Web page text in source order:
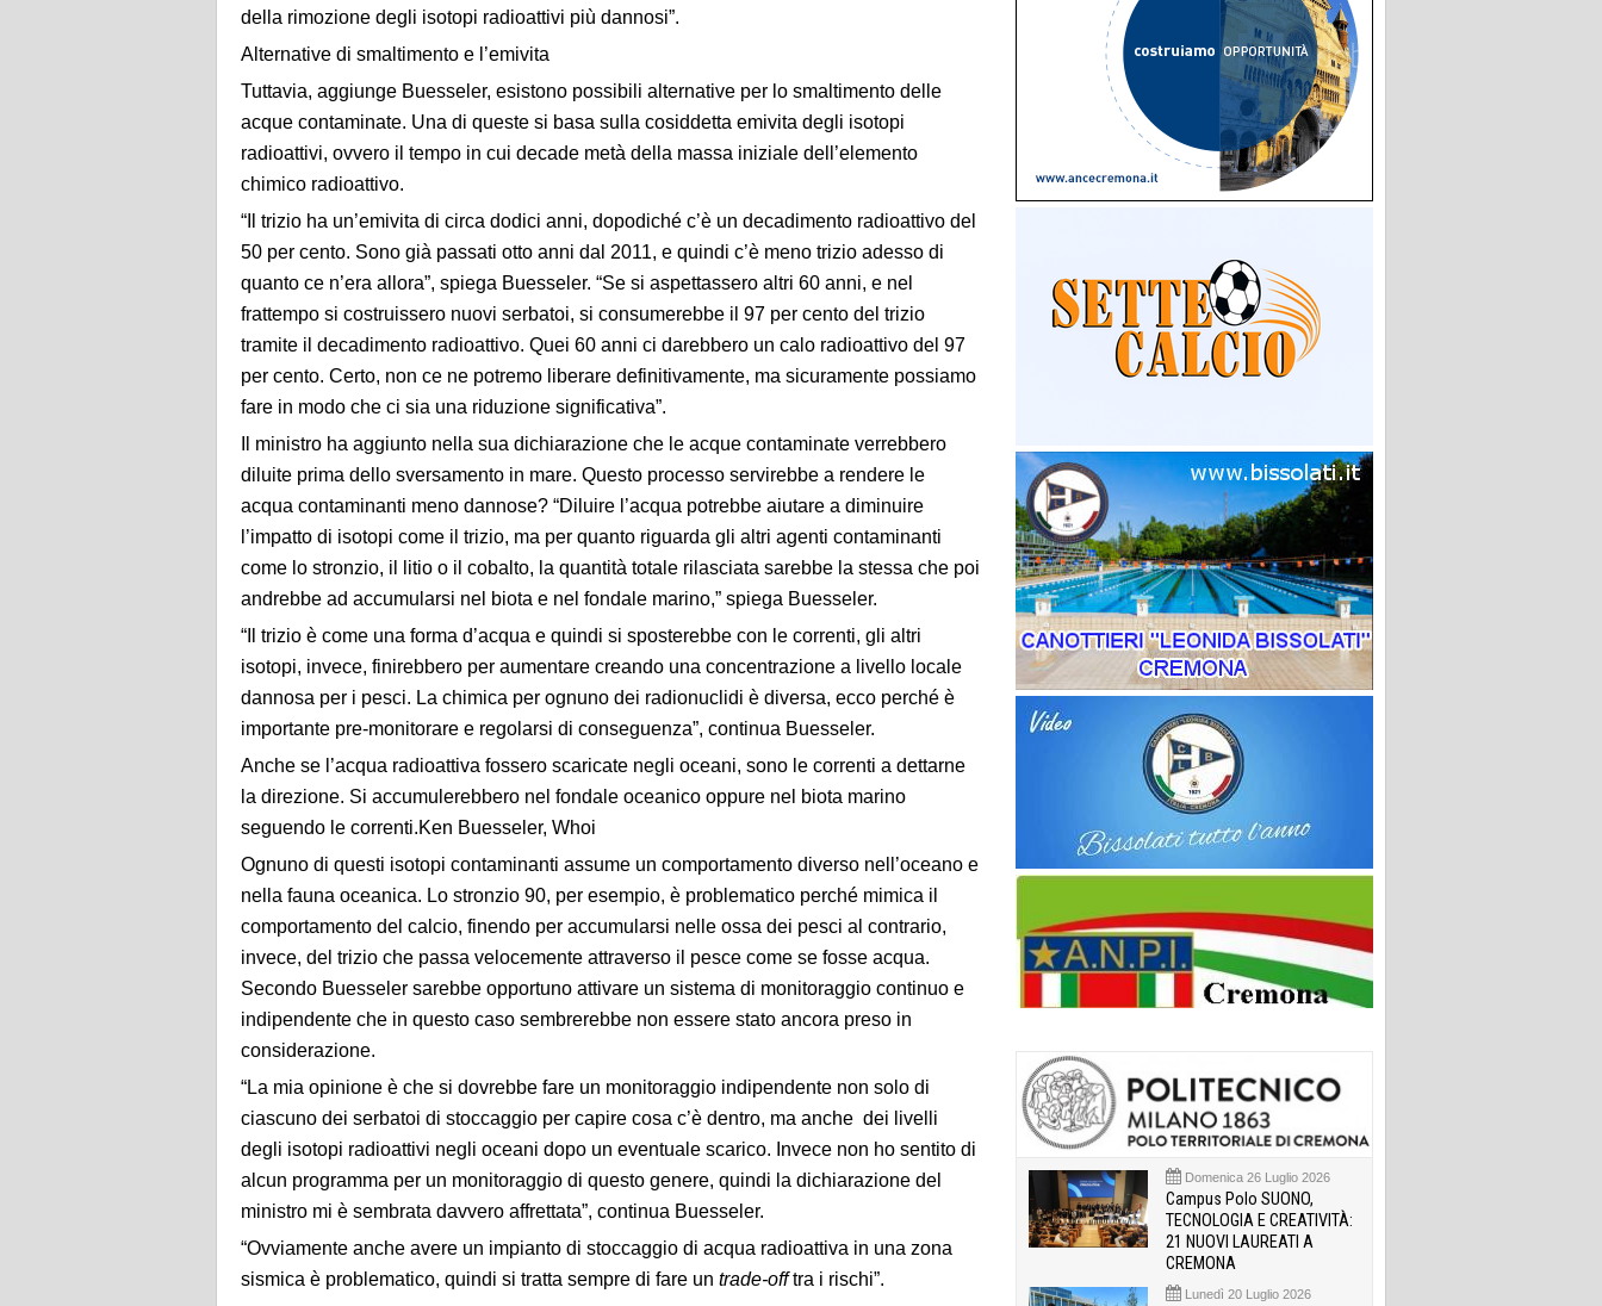
della rimozione degli isotopi radioattivi più dannosi”.
Alternative di smaltimento e l’emivita
Tuttavia, aggiunge Buesseler, esistono possibili alternative per lo smaltimento delle
acque contaminate. Una di queste si basa sulla cosiddetta emivita degli isotopi
radioattivi, ovvero il tempo in cui decade metà della massa iniziale dell’elemento
chimico radioattivo.
“Il trizio ha un’emivita di circa dodici anni, dopodiché c’è un decadimento radioattivo del
50 per cento. Sono già passati otto anni dal 2011, e quindi c’è meno trizio adesso di
quanto ce n’era allora”, spiega Buesseler. “Se si aspettassero altri 60 anni, e nel
frattempo si costruissero nuovi serbatoi, si consumerebbe il 97 per cento del trizio
tramite il decadimento radioattivo. Quei 60 anni ci darebbero un calo radioattivo del 97
per cento. Certo, non ce ne potremo liberare definitivamente, ma sicuramente possiamo
fare in modo che ci sia una riduzione significativa”.
Il ministro ha aggiunto nella sua dichiarazione che le acque contaminate verrebbero
diluite prima dello sversamento in mare. Questo processo servirebbe a rendere le
acqua contaminanti meno dannose? “Diluire l’acqua potrebbe aiutare a diminuire
l’impatto di isotopi come il trizio, ma per quanto riguarda gli altri agenti contaminanti
come lo stronzio, il litio o il cobalto, la quantità totale rilasciata sarebbe la stessa che poi
andrebbe ad accumularsi nel biota e nel fondale marino,” spiega Buesseler.
“Il trizio è come una forma d’acqua e quindi si sposterebbe con le correnti, gli altri
isotopi, invece, finirebbero per aumentare creando una concentrazione a livello locale
dannosa per i pesci. La chimica per ognuno dei radionuclidi è diversa, ecco perché è
importante pre-monitorare e regolarsi di conseguenza”, continua Buesseler.
Anche se l’acqua radioattiva fossero scaricate negli oceani, sono le correnti a dettarne
la direzione. Si accumulerebbero nel fondale oceanico oppure nel biota marino
seguendo le correnti.Ken Buesseler, Whoi
Ognuno di questi isotopi contaminanti assume un comportamento diverso nell’oceano e
nella fauna oceanica. Lo stronzio 90, per esempio, è problematico perché mimica il
comportamento del calcio, finendo per accumularsi nelle ossa dei pesci al contrario,
invece, del trizio che passa velocemente attraverso il pesce come se fosse acqua.
Secondo Buesseler sarebbe opportuno attivare un sistema di monitoraggio continuo e
indipendente che in questo caso sembrerebbe non essere stato ancora preso in
considerazione.
“La mia opinione è che si dovrebbe fare un monitoraggio indipendente non solo di
ciascuno dei serbatoi di stoccaggio per capire cosa c’è dentro, ma anche dei livelli
degli isotopi radioattivi negli oceani dopo un eventuale scarico. Invece non ho sentito di
alcun programma per un monitoraggio di questo genere, quindi la dichiarazione del
ministro mi è sembrata davvero affrettata”, continua Buesseler.
“Ovviamente anche avere un impianto di stoccaggio di acqua radioattiva in una zona
sismica è problematico, quindi si tratta sempre di fare un trade-offtra i rischi”.
Domenica 26 Luglio 2026
Campus Polo SUONO,
TECNOLOGIA E CREATIVITÀ:
21 NUOVI LAUREATI A
CREMONA
Lunedì 20 Luglio 2026